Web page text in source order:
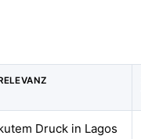
Druck in Lagos